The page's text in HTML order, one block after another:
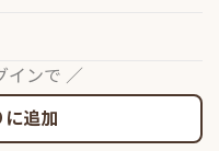
インで ／
追加